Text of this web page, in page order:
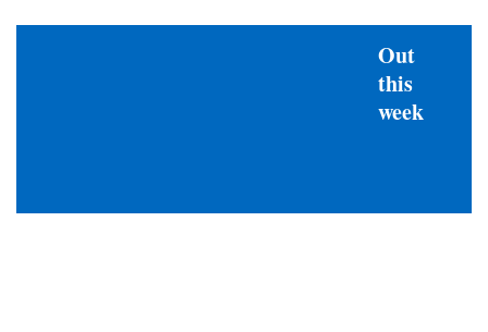
Out
this
week